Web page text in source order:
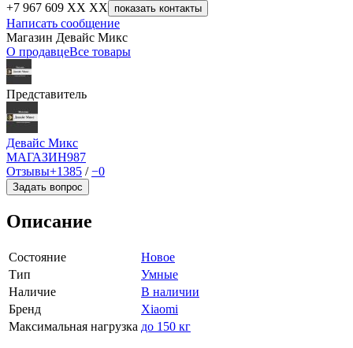
+7 967 609 XX XX показать контакты
Написать сообщение
Магазин Девайс Микс
О продавцеВсе товары
Представитель
Девайс Микс
МАГАЗИН987
Отзывы+1385 /−0
Задать вопрос
Описание
Состояние
Новое
Тип
Умные
Наличие
В наличии
Бренд
Xiaomi
Максимальная нагрузка до 150 кг